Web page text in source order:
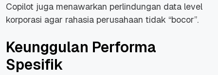
Copilot juga menawarkan perlindungan data level
korporasi agar rahasia perusahaan tidak “bocor”.
Keunggulan Performa
Spesifik